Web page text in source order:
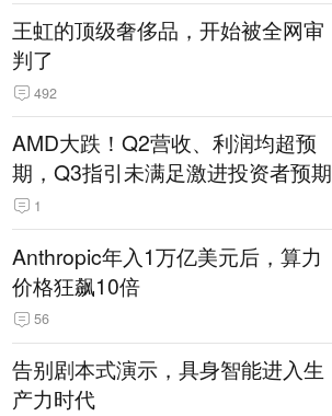
王虹的顶级奢侈品，开始被全网审
判了
492
AMD大跌！Q2营收、利润均超预
期，Q3指引未满足激进投资者预期
1
Anthropic年入1万亿美元后，算力
价格狂飙10倍
56
告别剧本式演示，具身智能进入生
产力时代